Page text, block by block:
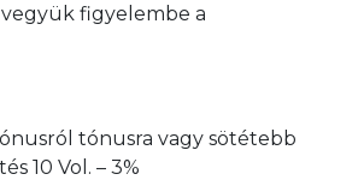
vegyük figyelembe a
tónusra vagy sötétebb
10 Vol. – 3%